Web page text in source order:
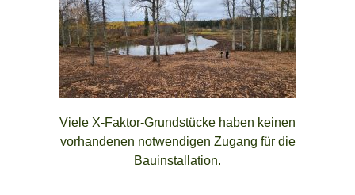
Viele X-Faktor-Grundstücke haben keinen
vorhandenen notwendigen Zugang für die
Bauinstallation.